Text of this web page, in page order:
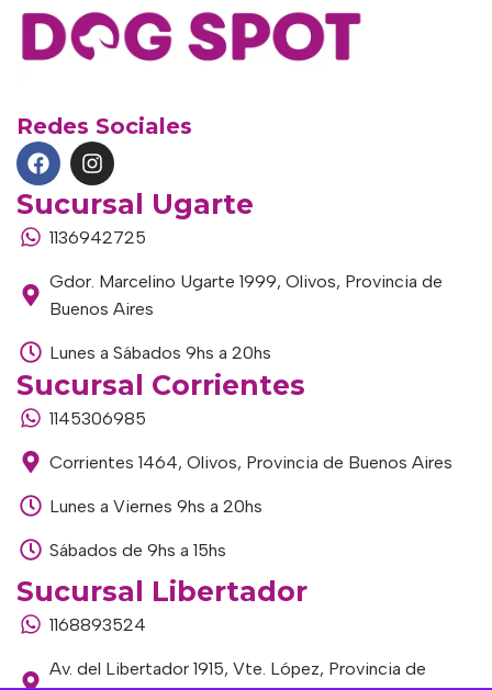
Redes Sociales
Sucursal Ugarte
1136942725
Gdor. Marcelino Ugarte 1999, Olivos, Provincia de
Buenos Aires
Lunes a Sábados 9hs a 20hs
Sucursal Corrientes
1145306985
Corrientes 1464, Olivos, Provincia de Buenos Aires
Lunes a Viernes 9hs a 20hs
Sábados de 9hs a 15hs
Sucursal Libertador
1168893524
Av. del Libertador 1915, Vte. López, Provincia de